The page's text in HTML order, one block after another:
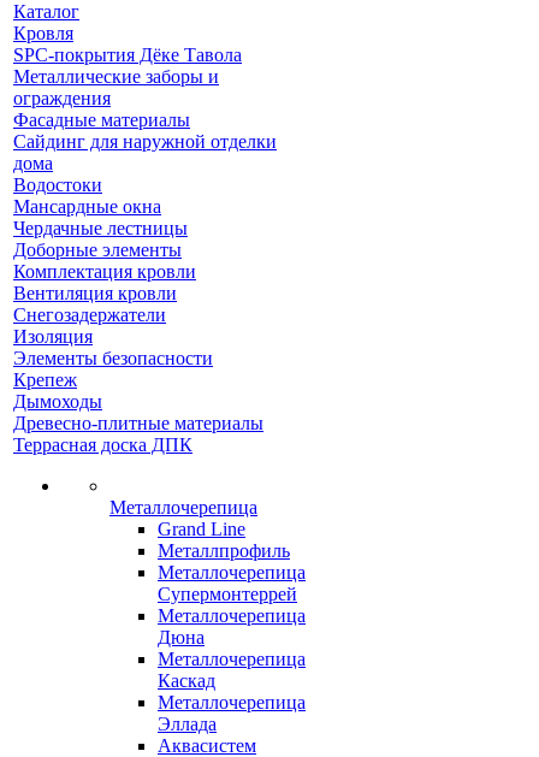
Каталог
Кровля
SPC-покрытия Дёке Тавола
Металлические заборы и
ограждения
Фасадные материалы
Сайдинг для наружной отделки
дома
Водостоки
Мансардные окна
Чердачные лестницы
Доборные элементы
Комплектация кровли
Вентиляция кровли
Снегозадержатели
Изоляция
Элементы безопасности
Крепеж
Дымоходы
Древесно-плитные материалы
Террасная доска ДПК
Металлочерепица
Grand Line
Металлпрофиль
Металлочерепица
Супермонтеррей
Металлочерепица
Дюна
Металлочерепица
Каскад
Металлочерепица
Эллада
Аквасистем